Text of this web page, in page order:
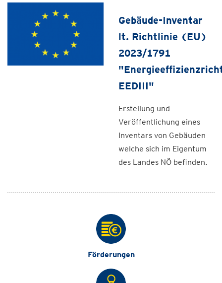
Gebäude-Inventar
lt. Richtlinie (EU)
2023/1791
EEDIII"
Erstellung und
Veröffentlichung eines
Inventars von Gebäuden
welche sich im Eigentum
des Landes NÖ befinden.
Förderungen